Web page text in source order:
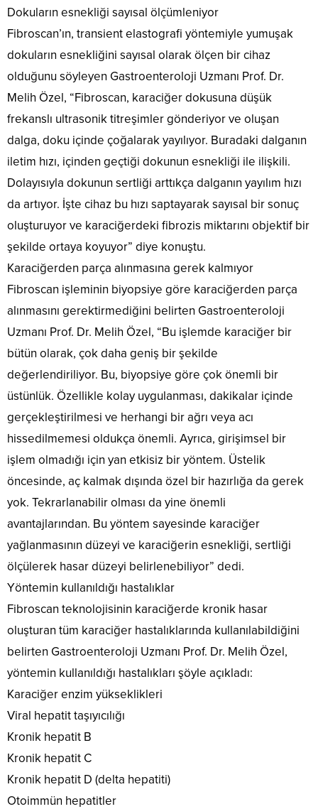
Dokuların esnekliği sayısal ölçümleniyor
Fibroscan’ın, transient elastografi yöntemiyle yumuşak
dokuların esnekliğini sayısal olarak ölçen bir cihaz
olduğunu söyleyen Gastroenteroloji Uzmanı Prof. Dr.
Melih Özel, “Fibroscan, karaciğer dokusuna düşük
frekanslı ultrasonik titreşimler gönderiyor ve oluşan
dalga, doku içinde çoğalarak yayılıyor. Buradaki dalganın
iletim hızı, içinden geçtiği dokunun esnekliği ile ilişkili.
Dolayısıyla dokunun sertliği arttıkça dalganın yayılım hızı
da artıyor. İşte cihaz bu hızı saptayarak sayısal bir sonuç
oluşturuyor ve karaciğerdeki fibrozis miktarını objektif bir
şekilde ortaya koyuyor” diye konuştu.
Karaciğerden parça alınmasına gerek kalmıyor
Fibroscan işleminin biyopsiye göre karaciğerden parça
alınmasını gerektirmediğini belirten Gastroenteroloji
Uzmanı Prof. Dr. Melih Özel, “Bu işlemde karaciğer bir
bütün olarak, çok daha geniş bir şekilde
değerlendiriliyor. Bu, biyopsiye göre çok önemli bir
üstünlük. Özellikle kolay uygulanması, dakikalar içinde
gerçekleştirilmesi ve herhangi bir ağrı veya acı
hissedilmemesi oldukça önemli. Ayrıca, girişimsel bir
işlem olmadığı için yan etkisiz bir yöntem. Üstelik
öncesinde, aç kalmak dışında özel bir hazırlığa da gerek
yok. Tekrarlanabilir olması da yine önemli
avantajlarından. Bu yöntem sayesinde karaciğer
yağlanmasının düzeyi ve karaciğerin esnekliği, sertliği
ölçülerek hasar düzeyi belirlenebiliyor” dedi.
Yöntemin kullanıldığı hastalıklar
Fibroscan teknolojisinin karaciğerde kronik hasar
oluşturan tüm karaciğer hastalıklarında kullanılabildiğini
belirten Gastroenteroloji Uzmanı Prof. Dr. Melih Özel,
yöntemin kullanıldığı hastalıkları şöyle açıkladı:
Karaciğer enzim yükseklikleri
Viral hepatit taşıyıcılığı
Kronik hepatit B
Kronik hepatit C
Kronik hepatit D (delta hepatiti)
Otoimmün hepatitler